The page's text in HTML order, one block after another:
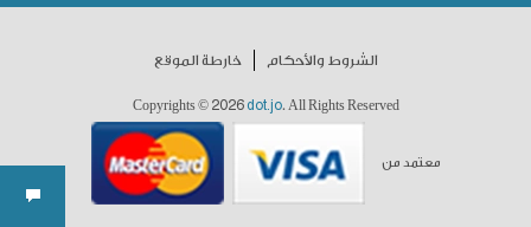
الشروط والأحكام خارطة الموقع
Copyrights © 2026 dot.jo. All Rights Reserved
معتمد من